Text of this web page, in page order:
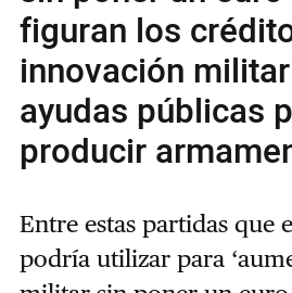
figuran los
innovación
ayudas públicas
producir
Entre estas partidas que
podría utilizar para